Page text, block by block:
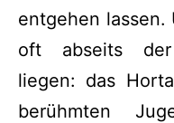
entgehen lassen.
oft abseits der
liegen: das
berühmten